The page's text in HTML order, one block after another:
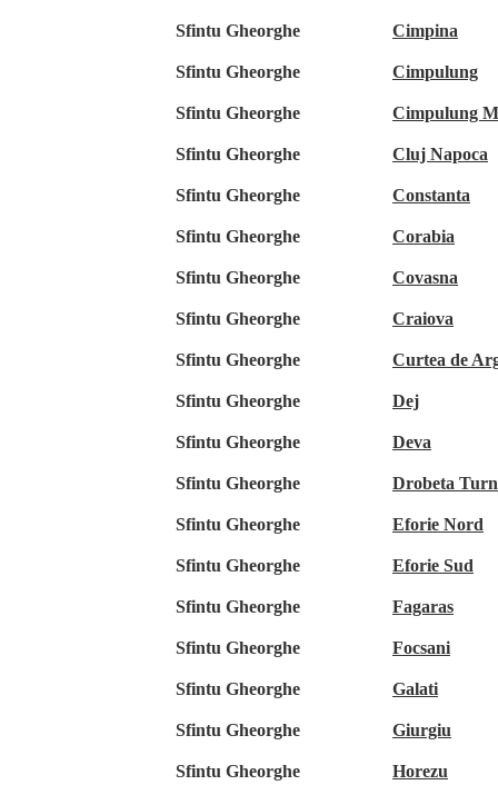
Sfintu Gheorghe Cimpina
Sfintu Gheorghe Cimpulung
Sfintu Gheorghe Cimpulung
Sfintu Gheorghe Cluj Napoca
Sfintu Gheorghe Constanta
Sfintu Gheorghe Corabia
Sfintu Gheorghe Covasna
Sfintu Gheorghe Craiova
Sfintu Gheorghe Curtea de
Sfintu Gheorghe Dej
Sfintu Gheorghe Deva
Sfintu Gheorghe Drobeta
Sfintu Gheorghe Eforie Nord
Sfintu Gheorghe Eforie Sud
Sfintu Gheorghe Fagaras
Sfintu Gheorghe Focsani
Sfintu Gheorghe Galati
Sfintu Gheorghe Giurgiu
Sfintu Gheorghe Horezu